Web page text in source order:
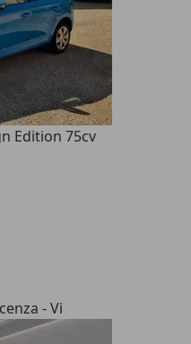
Edition 75cv
- Vi